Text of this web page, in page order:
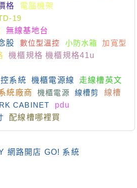
格
電腦機架
19
無線基地台
股 數位型溫控 小防水箱
加寬型
機櫃規格 機櫃規格41u
系統 機櫃電源線
走線槽英文
統廠商 機櫃電源 線槽剪
線槽
CABINET
pdu
配線槽哪裡買
網路開店 GO! 系統